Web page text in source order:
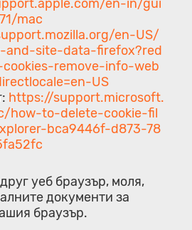
en-in/gui
mac
en-US/
and-site-data-firefox?red
remove-info-web
US
https://support.microsoft.
how-to-delete-cookie-fil
bca9446f-d873-78
уеб браузър, моля,
документи за
браузър.